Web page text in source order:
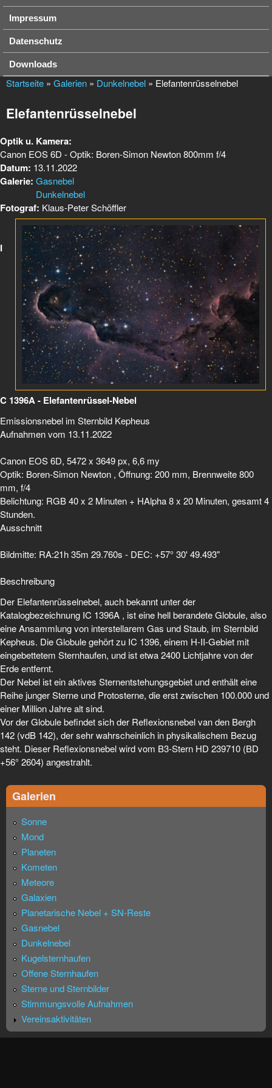
Impressum
Datenschutz
Downloads
Startseite » Galerien » Dunkelnebel » Elefantenrüsselnebel
Elefantenrüsselnebel
Optik u. Kamera:
Canon EOS 6D - Optik: Boren-Simon Newton 800mm f/4
Datum: 13.11.2022
Galerie: Gasnebel
Dunkelnebel
Fotograf: Klaus-Peter Schöffler
I
C 1396A - Elefantenrüssel-Nebel
Emissionsnebel im Sternbild Kepheus
Aufnahmen vom 13.11.2022
Canon EOS 6D, 5472 x 3649 px, 6,6 my
Optik: Boren-Simon Newton , Öffnung: 200 mm, Brennweite 800
mm, f/4
Belichtung: RGB 40 x 2 Minuten + HAlpha 8 x 20 Minuten, gesamt 4
Stunden.
Ausschnitt
Bildmitte: RA:21h 35m 29.760s - DEC: +57° 30' 49.493"
Beschreibung
Der Elefantenrüsselnebel, auch bekannt unter der
Katalogbezeichnung IC 1396A , ist eine hell berandete Globule, also
eine Ansammlung von interstellarem Gas und Staub, im Sternbild
Kepheus. Die Globule gehört zu IC 1396, einem H-II-Gebiet mit
eingebettetem Sternhaufen, und ist etwa 2400 Lichtjahre von der
Erde entfernt.
Der Nebel ist ein aktives Sternentstehungsgebiet und enthält eine
Reihe junger Sterne und Protosterne, die erst zwischen 100.000 und
einer Million Jahre alt sind.
Vor der Globule befindet sich der Reflexionsnebel van den Bergh
142 (vdB 142), der sehr wahrscheinlich in physikalischem Bezug
steht. Dieser Reflexionsnebel wird vom B3-Stern HD 239710 (BD
+56° 2604) angestrahlt.
Galerien
Sonne
Mond
Planeten
Kometen
Meteore
Galaxien
Planetarische Nebel + SN-Reste
Gasnebel
Dunkelnebel
Kugelsternhaufen
Offene Sternhaufen
Sterne und Sternbilder
Stimmungsvolle Aufnahmen
Vereinsaktivitäten